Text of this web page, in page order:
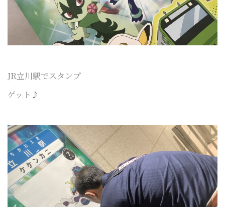
JR立川駅でスタンプ
ゲット♪